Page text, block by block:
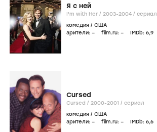
Я с ней
I'm with Her / 2003-2004 / сериал
комедия / США
зрители: – film.ru: – IMDb: 6,9
Cursed
Cursed / 2000-2001 / сериал
комедия / США
зрители: – film.ru: – IMDb: 6,6